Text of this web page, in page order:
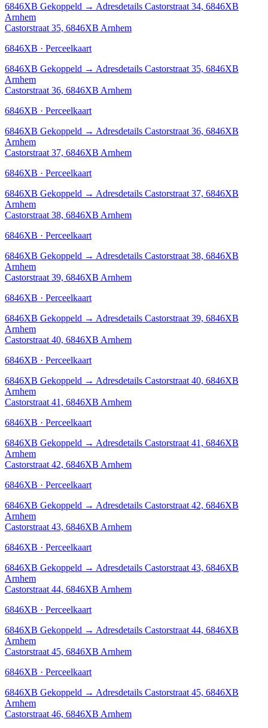
6846XB Gekoppeld → Adresdetails Castorstraat 34, 6846XB
Arnhem
Castorstraat 35, 6846XB Arnhem
6846XB · Perceelkaart
6846XB Gekoppeld → Adresdetails Castorstraat 35, 6846XB
Arnhem
Castorstraat 36, 6846XB Arnhem
6846XB · Perceelkaart
6846XB Gekoppeld → Adresdetails Castorstraat 36, 6846XB
Arnhem
Castorstraat 37, 6846XB Arnhem
6846XB · Perceelkaart
6846XB Gekoppeld → Adresdetails Castorstraat 37, 6846XB
Arnhem
Castorstraat 38, 6846XB Arnhem
6846XB · Perceelkaart
6846XB Gekoppeld → Adresdetails Castorstraat 38, 6846XB
Arnhem
Castorstraat 39, 6846XB Arnhem
6846XB · Perceelkaart
6846XB Gekoppeld → Adresdetails Castorstraat 39, 6846XB
Arnhem
Castorstraat 40, 6846XB Arnhem
6846XB · Perceelkaart
6846XB Gekoppeld → Adresdetails Castorstraat 40, 6846XB
Arnhem
Castorstraat 41, 6846XB Arnhem
6846XB · Perceelkaart
6846XB Gekoppeld → Adresdetails Castorstraat 41, 6846XB
Arnhem
Castorstraat 42, 6846XB Arnhem
6846XB · Perceelkaart
6846XB Gekoppeld → Adresdetails Castorstraat 42, 6846XB
Arnhem
Castorstraat 43, 6846XB Arnhem
6846XB · Perceelkaart
6846XB Gekoppeld → Adresdetails Castorstraat 43, 6846XB
Arnhem
Castorstraat 44, 6846XB Arnhem
6846XB · Perceelkaart
6846XB Gekoppeld → Adresdetails Castorstraat 44, 6846XB
Arnhem
Castorstraat 45, 6846XB Arnhem
6846XB · Perceelkaart
6846XB Gekoppeld → Adresdetails Castorstraat 45, 6846XB
Arnhem
Castorstraat 46, 6846XB Arnhem